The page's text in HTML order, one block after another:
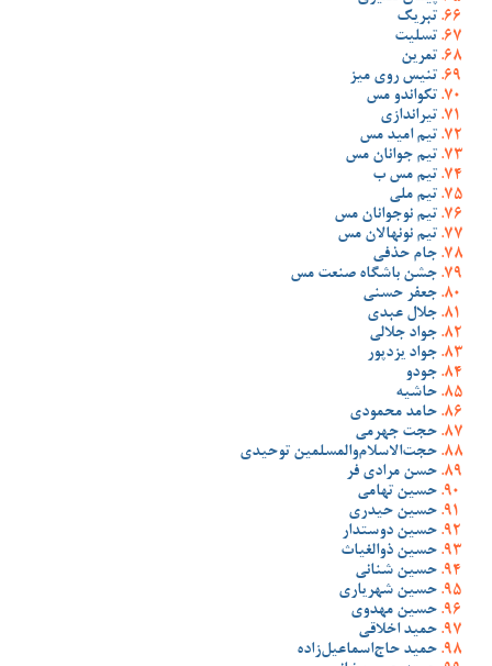
تبریک
تسلیت
تمرین
تنیس روی میز
تکواندو مس
تیراندازی
تیم امید مس
تیم جوانان مس
تیم مس ب
تیم ملی
تیم نوجوانان مس
تیم نونهالان مس
جام حذفی
جشن باشگاه صنعت مس
جعفر حسنی
جلال عبدی
جواد جلالی
جواد یزدپور
جودو
حاشیه
حامد محمودی
حجت جهرمی
حجت‌الاسلام‌والمسلمین توحیدی
حسن مرادی فر
حسین تهامی
حسین حیدری
حسین دوستدار
حسین ذوالغیاث
حسین شنانی
حسین شهریاری
حسین مهدوی
حمید اخلاقی
حمید حاج‌اسماعیل‌زاده